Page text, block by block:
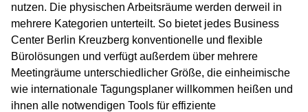
nutzen. Die physischen Arbeitsräume werden derweil in
mehrere Kategorien unterteilt. So bietet jedes Business
Center Berlin Kreuzberg konventionelle und flexible
Bürolösungen und verfügt außerdem über mehrere
Meetingräume unterschiedlicher Größe, die einheimische
wie internationale Tagungsplaner willkommen heißen und
ihnen alle notwendigen Tools für effiziente